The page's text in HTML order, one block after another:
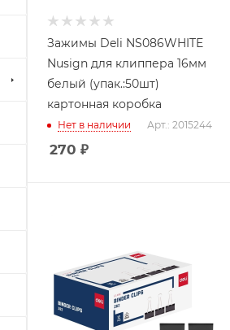
Зажимы Deli NS086WHITE
Nusign для клиппера 16мм
белый (упак.:50шт)
картонная коробка
Нет в наличии Арт.: 2015244
270 ₽